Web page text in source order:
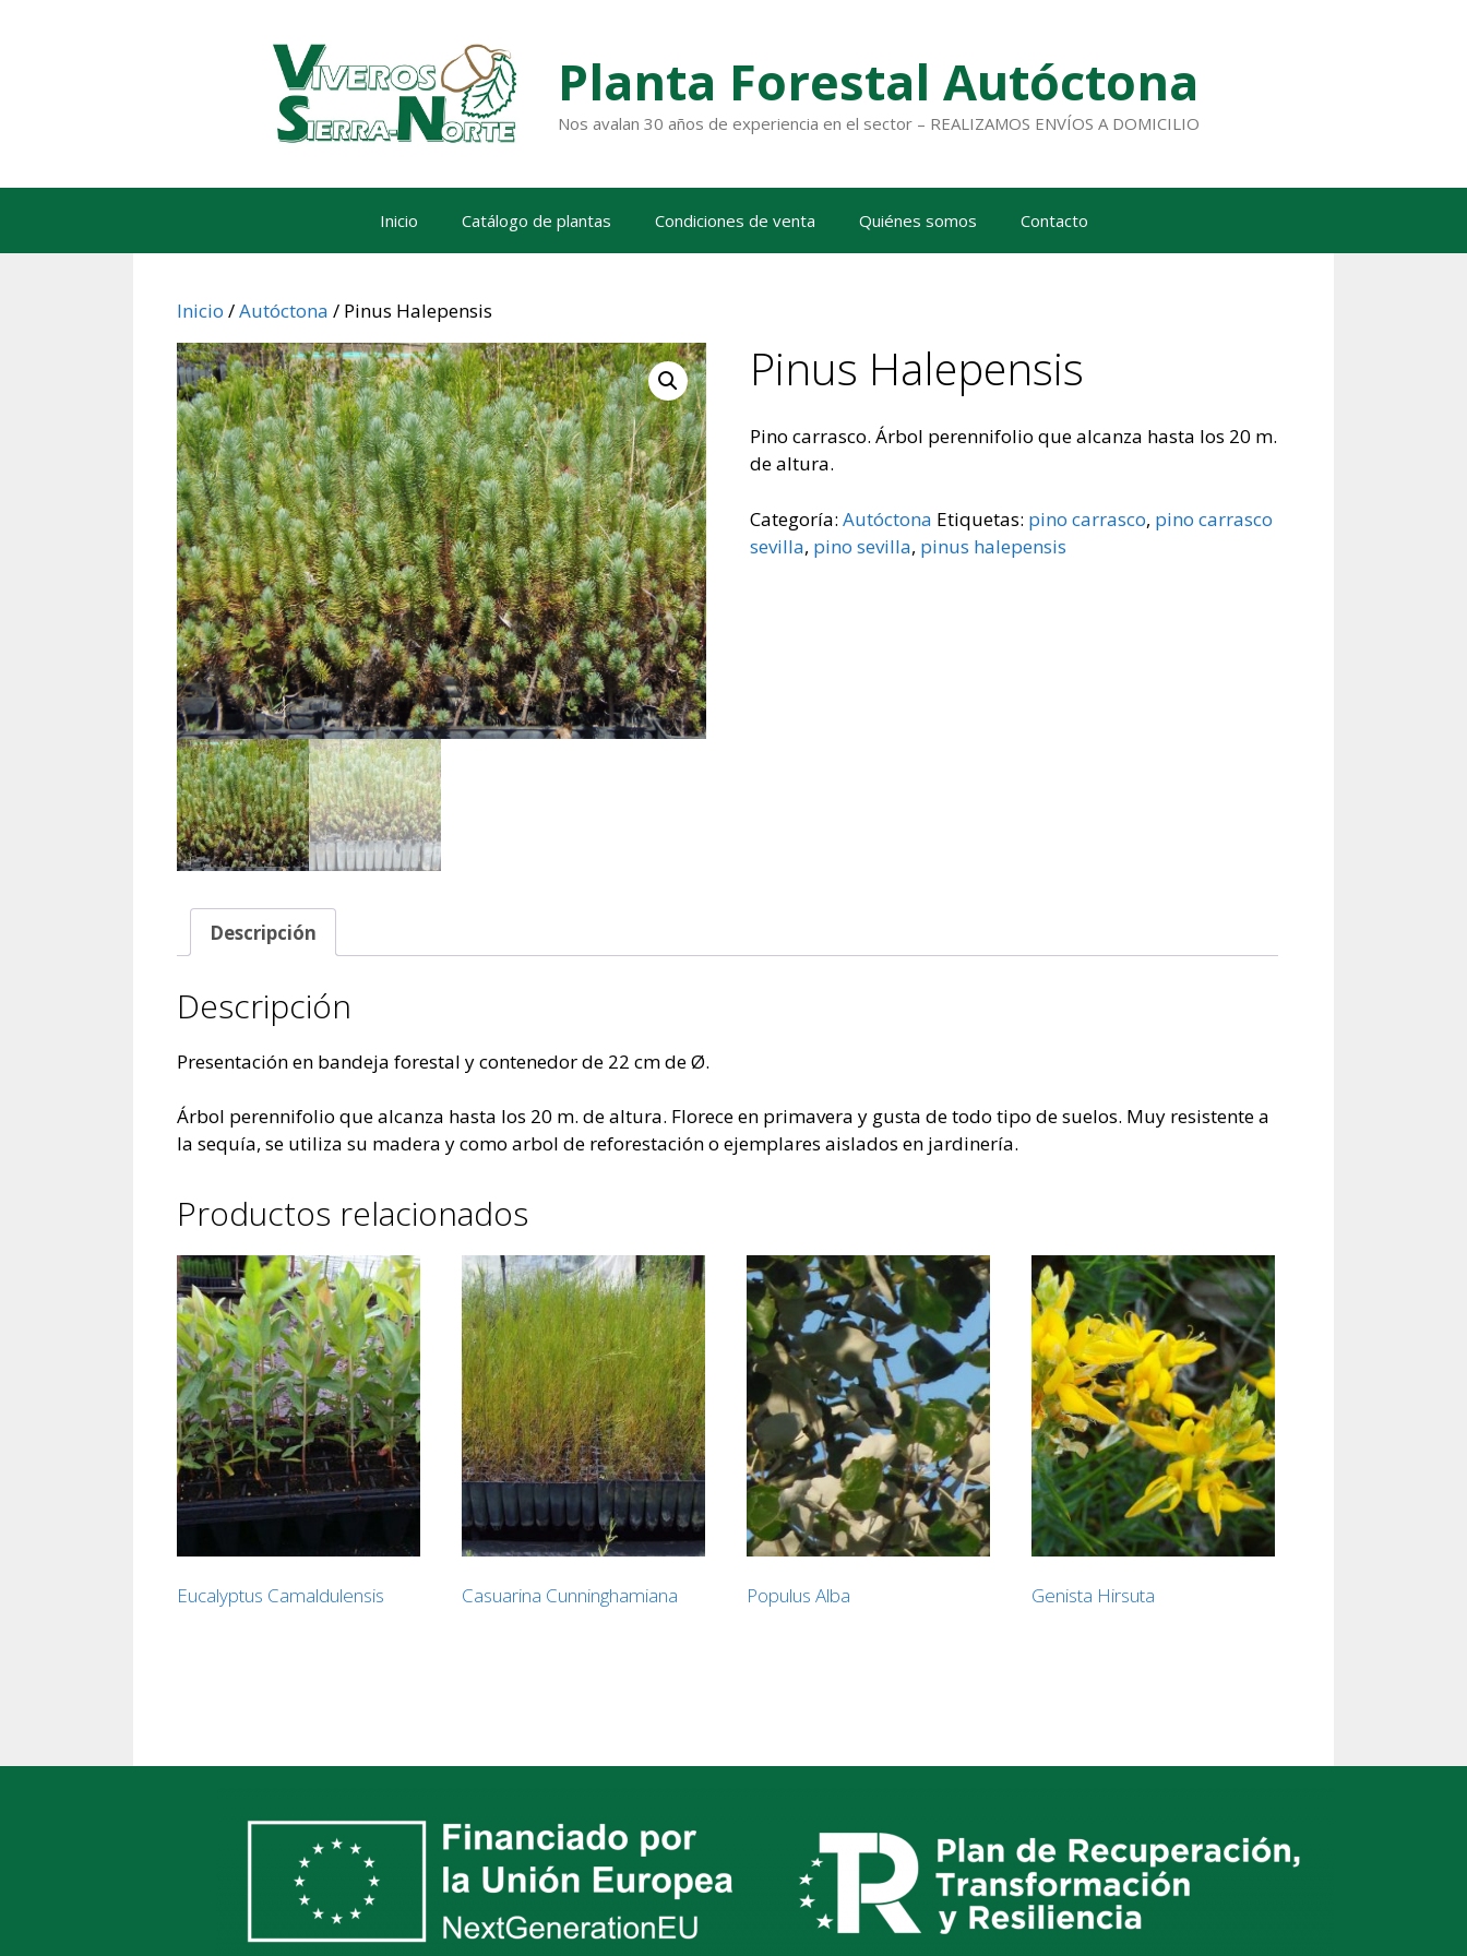
Planta Forestal Autóctona
Nos avalan 30 años de experiencia en el sector – REALIZAMOS ENVÍOS A DOMICILIO
Inicio Catálogo de plantas Condiciones de venta Quiénes somos Contacto
Inicio /Autóctona / Pinus Halepensis
Pinus Halepensis
Pino carrasco. Árbol perennifolio que alcanza hasta los 20 m.
de altura.
Categoría:Autóctona Etiquetas: pino carrasco, pino carrasco
sevilla, pino sevilla, pinus halepensis
Descripción
Descripción
Presentación en bandeja forestal y contenedor de 22 cm de Ø.
Árbol perennifolio que alcanza hasta los 20 m. de altura. Florece en primavera y gusta de todo tipo de suelos. Muy resistente a
la sequía, se utiliza su madera y como arbol de reforestación o ejemplares aislados en jardinería.
Productos relacionados
Eucalyptus Camaldulensis Casuarina Cunninghamiana Populus Alba Genista Hirsuta